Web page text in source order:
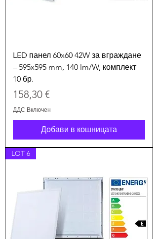
LED панел 60x60 42W за вграждане
– 595x595 mm, 140 lm/W, комплект
10 бр.
Цена
158,30 €
ДДС Включен
Добави в кошницата
LOT 6